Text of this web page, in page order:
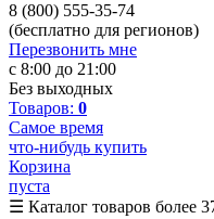
8 (800) 555-35-74
(бесплатно для регионов)
Перезвонить мне
с 8:00 до 21:00
Без выходных
Товаров: 0
Самое время
что-нибудь купить
Корзина
пуста
☰ Каталог товаров более